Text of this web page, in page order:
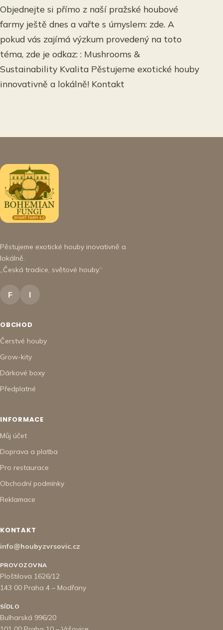
Objednejte si přímo z naší pražské houbové
farmy ještě dnes a vařte s úmyslem: zde. A
pokud vás zajímá výzkum provedený na toto
téma, zde je odkaz: : Mushrooms &
Sustainability Kvalita Pěstujeme exotické houby
innovativně a lokálně! Kontakt
Pěstujeme exotické houby inovativně a
lokálně.
„Česká tradice, světové houby.“
F I
OBCHOD
Čerstvé houby
Grow-kity
Dárkové boxy
Předplatné
INFORMACE
Můj účet
Doprava a platba
Pro restaurace
Obchodní podmínky
Reklamace
KONTAKT
info@houbyzvrsovic.cz
PROVOZOVNA
Ploštilova 1626/12
143 00 Praha 4 – Modřany
SÍDLO
Bulharská 996/20